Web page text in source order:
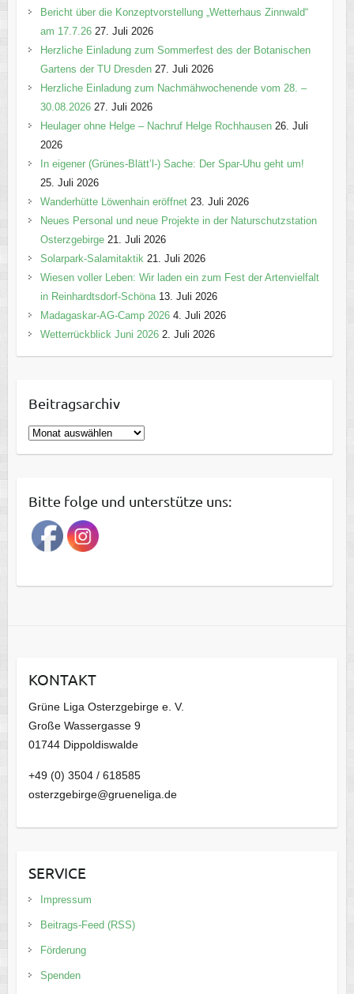
Bericht über die Konzeptvorstellung „Wetterhaus Zinnwald“
am 17.7.26 27. Juli 2026
Herzliche Einladung zum Sommerfest des der Botanischen
Gartens der TU Dresden 27. Juli 2026
Herzliche Einladung zum Nachmähwochenende vom 28. –
30.08.2026 27. Juli 2026
Heulager ohne Helge – Nachruf Helge Rochhausen 26. Juli
2026
In eigener (Grünes-Blätt’l-) Sache: Der Spar-Uhu geht um!
25. Juli 2026
Wanderhütte Löwenhain eröffnet 23. Juli 2026
Neues Personal und neue Projekte in der Naturschutzstation
Osterzgebirge 21. Juli 2026
Solarpark-Salamitaktik 21. Juli 2026
Wiesen voller Leben: Wir laden ein zum Fest der Artenvielfalt
in Reinhardtsdorf-Schöna 13. Juli 2026
Madagaskar-AG-Camp 2026 4. Juli 2026
Wetterrückblick Juni 2026 2. Juli 2026
Beitragsarchiv
B
e
r
a
g
a
v
Bitte folge und unterstütze uns:
KONTAKT
Grüne Liga Osterzgebirge e. V.
Große Wassergasse 9
01744 Dippoldiswalde
+49 (0) 3504 / 618585
osterzgebirge@grueneliga.de
SERVICE
Impressum
Beitrags-Feed (RSS)
Förderung
Spenden